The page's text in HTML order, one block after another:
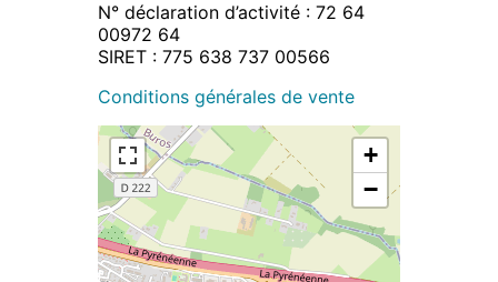
N° déclaration d’activité : 72 64
00972 64
SIRET : 775 638 737 00566
Conditions générales de vente
+
−